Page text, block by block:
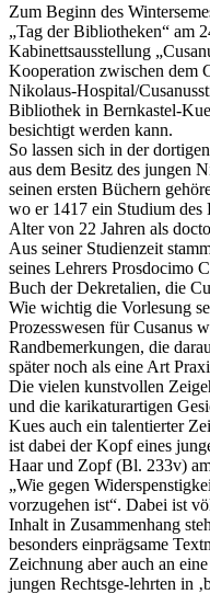
Zum Beginn des
„Tag der Bibliotheken“ am
Kabinettsausstellung
Kooperation zwischen dem
Nikolaus-Hospital/
Bibliothek in Bernkastel-
besichtigt werden kann.
So lassen sich in der
aus dem Besitz des jungen
seinen ersten Büchern
wo er 1417 ein Studium des
Alter von 22 Jahren als
Aus seiner Studienzeit
seines Lehrers Prosdocimo
Buch der Dekretalien, die
Wie wichtig die Vorlesung
Prozesswesen für Cusanus
Randbemerkungen, die
später noch als eine Art
Die vielen kunstvollen
und die karikaturartigen
Kues auch ein talentierter
ist dabei der Kopf eines
Haar und Zopf (Bl. 233v)
„Wie gegen
vorzugehen ist“. Dabei ist
Inhalt in Zusammenhang
besonders einprägsame
Zeichnung aber auch an
jungen Rechtsge-lehrten in